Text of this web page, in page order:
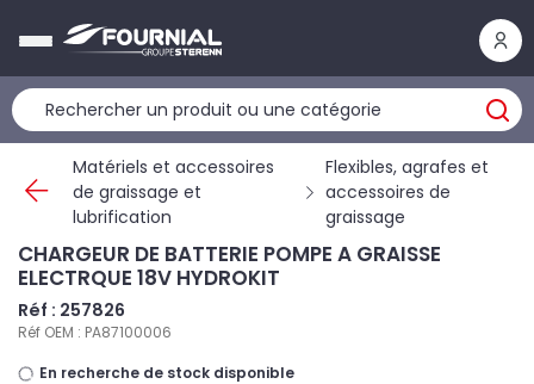
Matériels et accessoires
de graissage et
lubrification
Flexibles, agrafes et
accessoires de
graissage
CHARGEUR DE BATTERIE POMPE A GRAISSE
ELECTRQUE 18V HYDROKIT
Réf : 257826
Réf OEM : PA87100006
En recherche de stock disponible